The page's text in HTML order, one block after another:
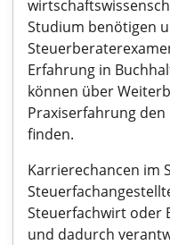
Studium benötigen
Erfahrung in
können über
Praxiserfahrung den
finden.
Karrierechancen im
Steuerfachwirt oder
und dadurch